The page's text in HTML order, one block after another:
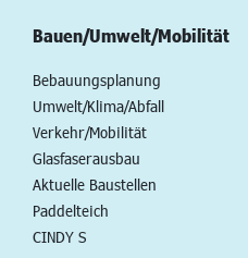
Bauen/Umwelt/Mobilität
Bebauungsplanung
Umwelt/Klima/Abfall
Verkehr/Mobilität
Glasfaserausbau
Aktuelle Baustellen
Paddelteich
CINDY S